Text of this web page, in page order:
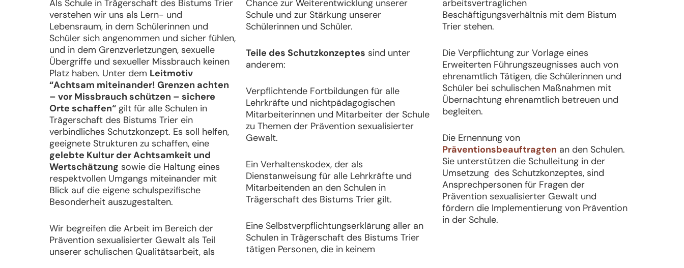
Als Schule in Trägerschaft des Bistums Trier
verstehen wir uns als Lern- und
Lebensraum, in dem Schülerinnen und
Schüler sich angenommen und sicher fühlen,
und in dem Grenzverletzungen, sexuelle
Übergriffe und sexueller Missbrauch keinen
Platz haben. Unter dem Leitmotiv
“Achtsam miteinander! Grenzen achten
– vor Missbrauch schützen – sichere
Orte schaffen“ gilt für alle Schulen in
Trägerschaft des Bistums Trier ein
verbindliches Schutzkonzept. Es soll helfen,
geeignete Strukturen zu schaffen, eine
gelebte Kultur der Achtsamkeit und
Wertschätzung sowie die Haltung eines
respektvollen Umgangs miteinander mit
Blick auf die eigene schulspezifische
Besonderheit auszugestalten.
Wir begreifen die Arbeit im Bereich der
Prävention sexualisierter Gewalt als Teil
unserer schulischen Qualitätsarbeit, als
Chance zur Weiterentwicklung unserer
Schule und zur Stärkung unserer
Schülerinnen und Schüler.
Teile des Schutzkonzeptes sind unter
anderem:
Verpflichtende Fortbildungen für alle
Lehrkräfte und nichtpädagogischen
Mitarbeiterinnen und Mitarbeiter der Schule
zu Themen der Prävention sexualisierter
Gewalt.
Ein Verhaltenskodex, der als
Dienstanweisung für alle Lehrkräfte und
Mitarbeitenden an den Schulen in
Trägerschaft des Bistums Trier gilt.
Eine Selbstverpflichtungserklärung aller an
Schulen in Trägerschaft des Bistums Trier
tätigen Personen, die in keinem
arbeitsvertraglichen
Beschäftigungsverhältnis mit dem Bistum
Trier stehen.
Die Verpflichtung zur Vorlage eines
Erweiterten Führungszeugnisses auch von
ehrenamtlich Tätigen, die Schülerinnen und
Schüler bei schulischen Maßnahmen mit
Übernachtung ehrenamtlich betreuen und
begleiten.
Die Ernennung von
Präventionsbeauftragten an den Schulen.
Sie unterstützen die Schulleitung in der
Umsetzung des Schutzkonzeptes, sind
Ansprechpersonen für Fragen der
Prävention sexualisierter Gewalt und
fördern die Implementierung von Prävention
in der Schule.